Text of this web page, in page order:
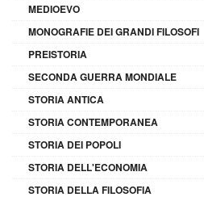
MEDIOEVO
MONOGRAFIE DEI GRANDI FILOSOFI
PREISTORIA
SECONDA GUERRA MONDIALE
STORIA ANTICA
STORIA CONTEMPORANEA
STORIA DEI POPOLI
STORIA DELL'ECONOMIA
STORIA DELLA FILOSOFIA